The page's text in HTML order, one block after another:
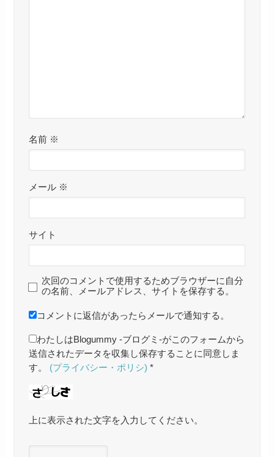
名前 ※
メール ※
サイト
次回のコメントで使用するためブラウザーに自分
の名前、メールアドレス、サイトを保存する。
コメントに返信があったらメールで通知する。
わたしはBlogummy -ブログミ-がこのフォームから
送信されたデータを収集し保存することに同意しま
す。 (プライバシー・ポリシ) *
上に表示された文字を入力してください。